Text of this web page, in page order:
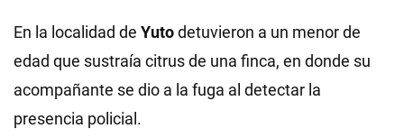
En la localidad de Yutodetuvieron a un menor de
edad que sustraía citrus de una finca, en donde su
acompañante se dio a la fuga al detectar la
presencia policial.